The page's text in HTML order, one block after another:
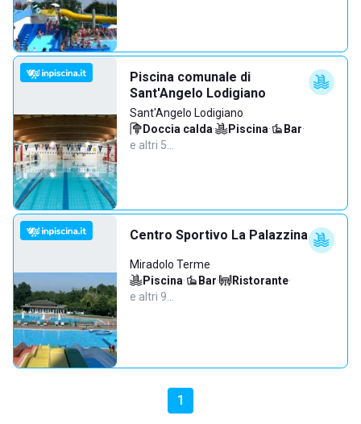
Piscina comunale di
Sant'Angelo Lodigiano
Sant'Angelo Lodigiano
Doccia calda· Piscina· Bar·
e altri 5…
Centro Sportivo La Palazzina
Miradolo Terme
Piscina· Bar· Ristorante·
e altri 9…
1